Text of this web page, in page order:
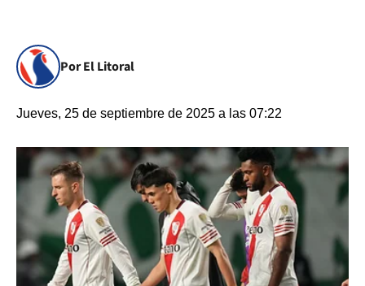
Por El Litoral
Jueves, 25 de septiembre de 2025 a las 07:22